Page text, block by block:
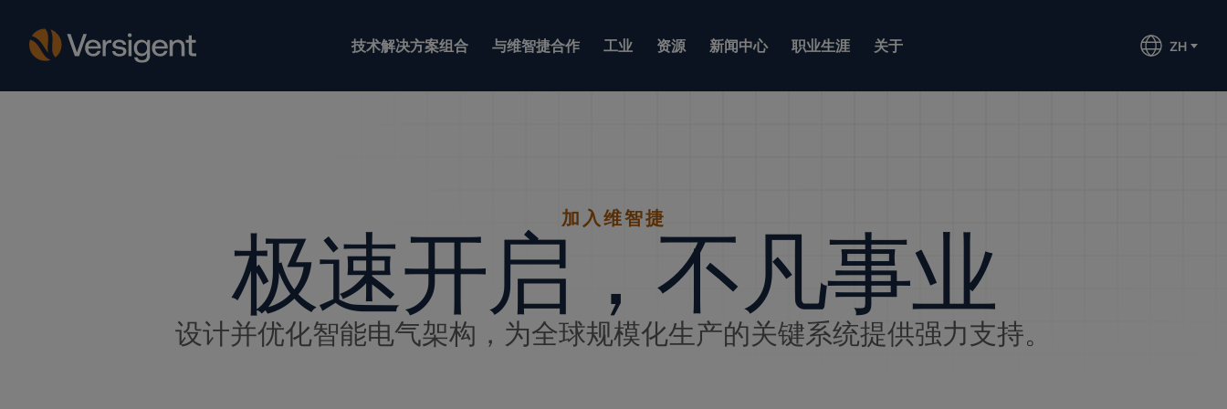
技术解决方案组合 与维智捷合作 工业 资源 新闻中心 职业生涯 关于 ZH
加入维智捷
极速开启，不凡事业
设计并优化智能电气架构，为全球规模化生产的关键系统提供强力支持。